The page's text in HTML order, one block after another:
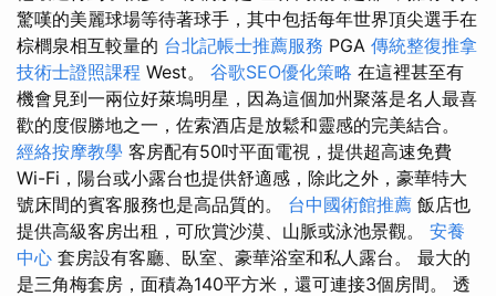
驚嘆的美麗球場等待著球手，其中包括每年世界頂尖選手在
棕櫚泉相互較量的 台北記帳士推薦服務 PGA 傳統整復推拿
技術士證照課程 West。 谷歌SEO優化策略 在這裡甚至有
機會見到一兩位好萊塢明星，因為這個加州聚落是名人最喜
歡的度假勝地之一，佐索酒店是放鬆和靈感的完美結合。
經絡按摩教學 客房配有50吋平面電視，提供超高速免費
Wi-Fi，陽台或小露台也提供舒適感，除此之外，豪華特大
號床間的賓客服務也是高品質的。 台中國術館推薦 飯店也
提供高級客房出租，可欣賞沙漠、山脈或泳池景觀。 安養
中心 套房設有客廳、臥室、豪華浴室和私人露台。 最大的
是三角梅套房，面積為140平方米，還可連接3個房間。 透